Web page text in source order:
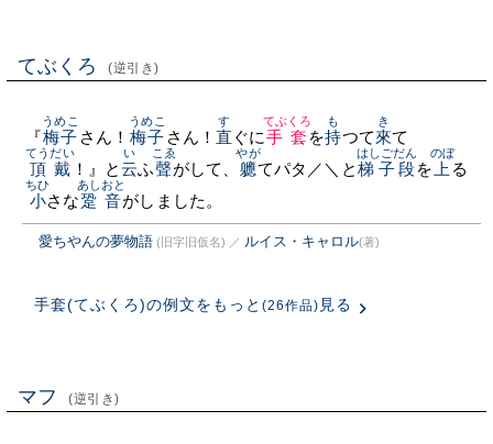
てぶくろ (逆引き)
『梅子
うめこ
さん！ 梅子
うめこ
さん！直
す
ぐに手套
てぶくろ
を持
も
つて來
き
て
頂戴
てうだい
！』と云
い
ふ聲
こゑ
がして、 軈
やが
てパタ／＼と 梯子段
はしごだん
を 上
のぼ
る
小
ちひ
さな跫音
あしおと
がしました。
愛ちやんの夢物語 (旧字旧仮名) ／ ルイス・キャロル(著)
手套(てぶくろ)の例文をもっと (26作品) 見る
マフ (逆引き)